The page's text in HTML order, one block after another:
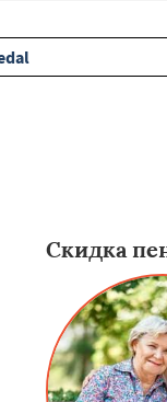
Скидка